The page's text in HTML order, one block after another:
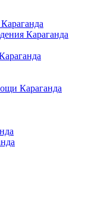
Караганда
Караганда